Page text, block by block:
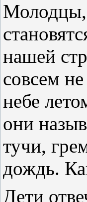
Молодцы,
нашей
совсем
небе
они
тучи,
дождь.
Дети